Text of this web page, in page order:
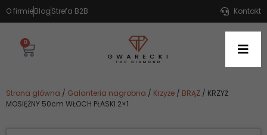
O firmieBlogStrefa B2B Kontakt
0
Strona główna / Galanteria nagrobna / Krzyże / BRĄZ / KRZYŻ
MOSIĘŻNY 50cm WŁOCH PŁASKI 2×1